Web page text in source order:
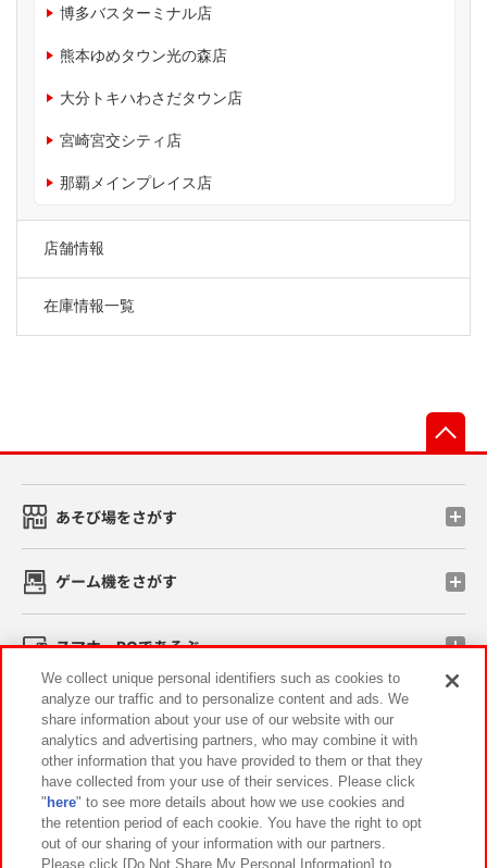
博多バスターミナル店
熊本ゆめタウン光の森店
大分トキハわさだタウン店
宮崎宮交シティ店
那覇メインプレイス店
店舗情報
在庫情報一覧
あそび場をさがす
ゲーム機をさがす
スマホ・PCであそぶ
イベント・キャンペーン
関連会社 サステナビリティ サイトポリシー
プライバシーポリシー ウェブアクセシビリティ方針と検証結果
We collect unique personal identifiers such as cookies to
analyze our traffic and to personalize content and ads. We
share information about your use of our website with our
analytics and advertising partners, who may combine it with
other information that you have provided to them or that they
have collected from your use of their services. Please click
" here" to see more details about how we use cookies and
the retention period of each cookie. You have the right to opt
out of our sharing of your information with our partners.
Please click [Do Not Share My Personal Information] to